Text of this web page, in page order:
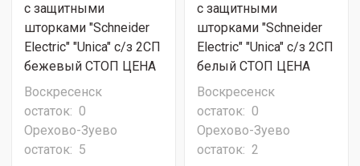
с защитными
шторками "Schneider
Electric" "Unica" с/з 2СП
бежевый СТОП ЦЕНА
Воскресенск
остаток: 0
Орехово-Зуево
остаток: 5
с защитными
шторками "Schneider
Electric" "Unica" с/з 2СП
белый СТОП ЦЕНА
Воскресенск
остаток: 0
Орехово-Зуево
остаток: 2